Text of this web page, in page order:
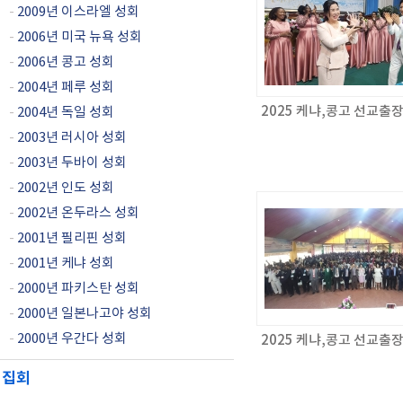
- 2009년 이스라엘 성회
- 2006년 미국 뉴욕 성회
- 2006년 콩고 성회
- 2004년 페루 성회
- 2004년 독일 성회
- 2003년 러시아 성회
- 2003년 두바이 성회
- 2002년 인도 성회
- 2002년 온두라스 성회
- 2001년 필리핀 성회
- 2001년 케냐 성회
- 2000년 파키스탄 성회
- 2000년 일본나고야 성회
- 2000년 우간다 성회
집회
2025 케냐,콩고 선교출장
2025 케냐,콩고 선교출장